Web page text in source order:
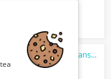
Sticle din plastic plate flacon 500 ml pet transparent